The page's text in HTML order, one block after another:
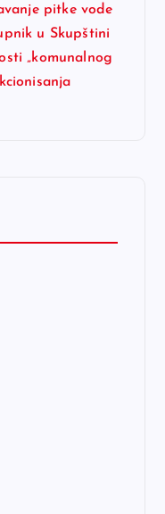
pitke vode
u Skupštini
„komunalnog